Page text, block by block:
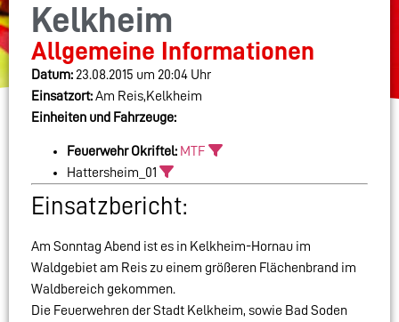
Kelkheim
Allgemeine Informationen
Datum: 23.08.2015 um 20:04 Uhr
Einsatzort:Am Reis,Kelkheim
Einheiten und Fahrzeuge:
Feuerwehr Okriftel: MTF
Hattersheim_01
Einsatzbericht:
Am Sonntag Abend ist es in Kelkheim-Hornau im
Waldgebiet am Reis zu einem größeren Flächenbrand im
Waldbereich gekommen.
Die Feuerwehren der Stadt Kelkheim, sowie Bad Soden